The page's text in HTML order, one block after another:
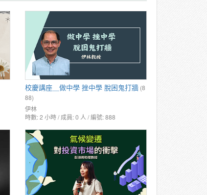
校慶講座＿做中學 挫中學 脫困鬼打牆 (8
88)
伊林
時數: 2 小時 / 成員: 0 人 / 編號: 888